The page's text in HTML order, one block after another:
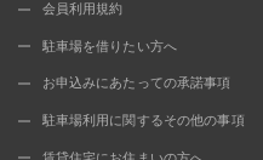
会員利用規約
駐車場を借りたい方へ
お申込みにあたっての承諾事項
駐車場利用に関するその他の事項
賃貸住宅にお住まいの方へ